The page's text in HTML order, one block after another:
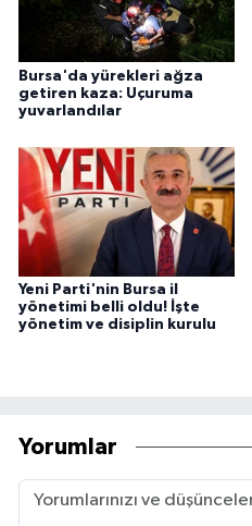
Bursa'da yürekleri ağza
getiren kaza: Uçuruma
yuvarlandılar
Yeni Parti'nin Bursa il
yönetimi belli oldu! İşte
yönetim ve disiplin kurulu
Yorumlar